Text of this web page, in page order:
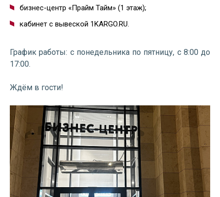
бизнес-центр «Прайм Тайм» (1 этаж);
кабинет с вывеской 1KARGO.RU.
График работы: с понедельника по пятницу, с 8:00 до
17:00.
Ждём в гости!